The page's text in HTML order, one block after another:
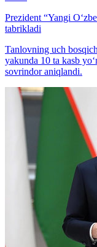
Prezident “Yangi
tabrikladi
Tanlovning uch
yakunda 10 ta kasb
sovrindor aniqlandi.